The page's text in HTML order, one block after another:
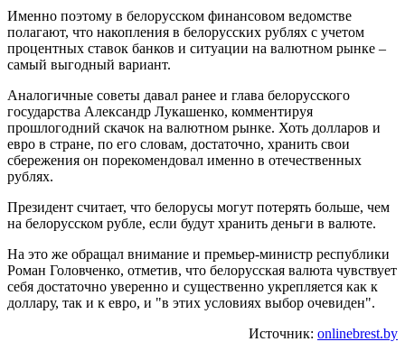
Именно поэтому в белорусском финансовом ведомстве
полагают, что накопления в белорусских рублях с учетом
процентных ставок банков и ситуации на валютном рынке –
самый выгодный вариант.
Аналогичные советы давал ранее и глава белорусского
государства Александр Лукашенко, комментируя
прошлогодний скачок на валютном рынке. Хоть долларов и
евро в стране, по его словам, достаточно, хранить свои
сбережения он порекомендовал именно в отечественных
рублях.
Президент считает, что белорусы могут потерять больше, чем
на белорусском рубле, если будут хранить деньги в валюте.
На это же обращал внимание и премьер-министр республики
Роман Головченко, отметив, что белорусская валюта чувствует
себя достаточно уверенно и существенно укрепляется как к
доллару, так и к евро, и "в этих условиях выбор очевиден".
Источник: onlinebrest.by